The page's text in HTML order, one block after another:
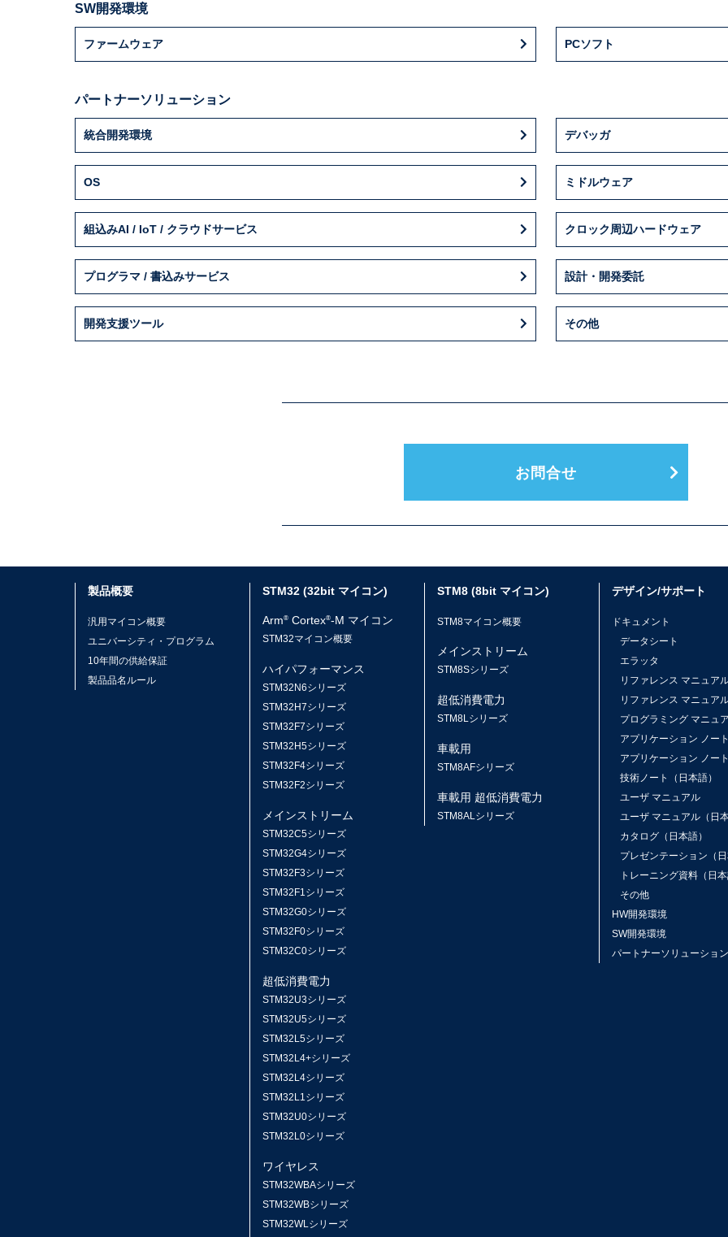
SW開発環境
ファームウェア PCソフト
パートナーソリューション
統合開発環境 デバッガ
OS ミドルウェア
組込みAI / IoT / クラウドサービス クロック周辺ハードウェア
プログラマ / 書込みサービス 設計・開発委託
開発支援ツール その他
お問合せ
製品概要
汎用マイコン概要
ユニバーシティ・プログラム
10年間の供給保証
製品品名ルール
STM32 (32bit マイコン)
Arm® Cortex®-M マイコン
STM32マイコン概要
ハイパフォーマンス
STM32N6シリーズ
STM32H7シリーズ
STM32F7シリーズ
STM32H5シリーズ
STM32F4シリーズ
STM32F2シリーズ
メインストリーム
STM32C5シリーズ
STM32G4シリーズ
STM32F3シリーズ
STM32F1シリーズ
STM32G0シリーズ
STM32F0シリーズ
STM32C0シリーズ
超低消費電力
STM32U3シリーズ
STM32U5シリーズ
STM32L5シリーズ
STM32L4+シリーズ
STM32L4シリーズ
STM32L1シリーズ
STM32U0シリーズ
STM32L0シリーズ
ワイヤレス
STM32WBAシリーズ
STM32WBシリーズ
STM32WLシリーズ
STM8 (8bit マイコン)
STM8マイコン概要
メインストリーム
STM8Sシリーズ
超低消費電力
STM8Lシリーズ
車載用
STM8AFシリーズ
車載用 超低消費電力
STM8ALシリーズ
デザイン/サポート
ドキュメント
データシート
エラッタ
リファレンス マニュア
リファレンス マニュア
プログラミング マニュ
アプリケーション ノー
アプリケーション ノー
技術ノート（日本語）
ユーザ マニュアル
ユーザ マニュアル（日
カタログ（日本語）
プレゼンテーション（
トレーニング資料（日
その他
HW開発環境
SW開発環境
パートナーソリューション